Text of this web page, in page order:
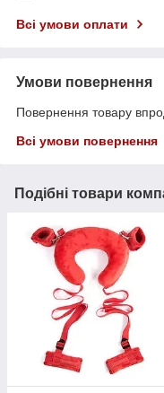
Всі умови оплати
Умови повернення
Повернення товару
Всі умови повернення
Подібні товари